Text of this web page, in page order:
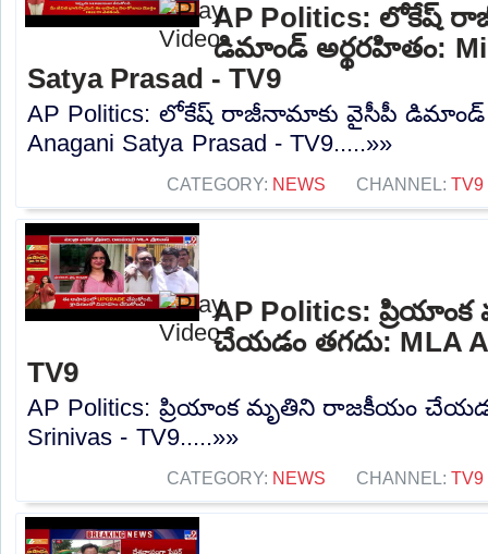
AP Politics: లోకేష్
డిమాండ్ అర్థరహితం:
Satya Prasad - TV9
AP Politics: లోకేష్ రాజీనామాకు వైసీపీ డిమాండ్
Anagani Satya Prasad - TV9.....»»
CATEGORY: NEWS CHANNEL: TV9
AP Politics:
చేయడం తగదు: MLA
TV9
AP Politics: ప్రియాంక మృతిని రాజకీయం చేయడం
Srinivas - TV9.....»»
CATEGORY: NEWS CHANNEL: TV9